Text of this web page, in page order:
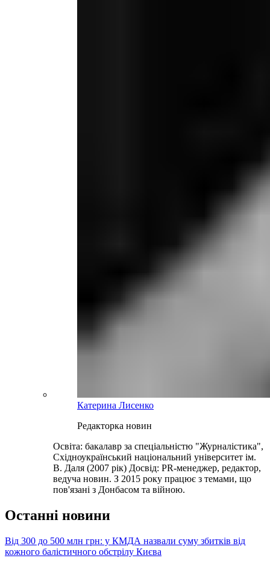
Катерина Лисенко
Редакторка новин
Освіта: бакалавр за спеціальністю "Журналістика",
Східноукраїнський національний університет ім.
В. Даля (2007 рік) Досвід: PR-менеджер, редактор,
ведуча новин. З 2015 року працює з темами, що
пов'язані з Донбасом та війною.
Останні новини
Від 300 до 500 млн грн: у КМДА назвали суму збитків від
кожного балістичного обстрілу Києва